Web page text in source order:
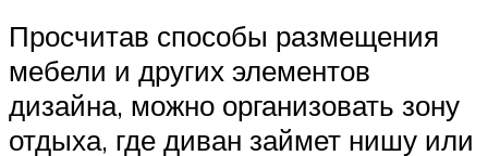
Просчитав способы размещения
мебели и других элементов
дизайна, можно организовать зону
отдыха, где диван займет нишу или